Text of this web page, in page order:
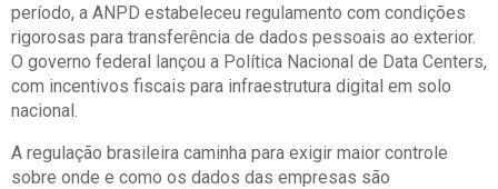
período, a ANPD estabeleceu regulamento com condições
rigorosas para transferência de dados pessoais ao exterior.
O governo federal lançou a Política Nacional de Data Centers,
com incentivos fiscais para infraestrutura digital em solo
nacional.
A regulação brasileira caminha para exigir maior controle
sobre onde e como os dados das empresas são